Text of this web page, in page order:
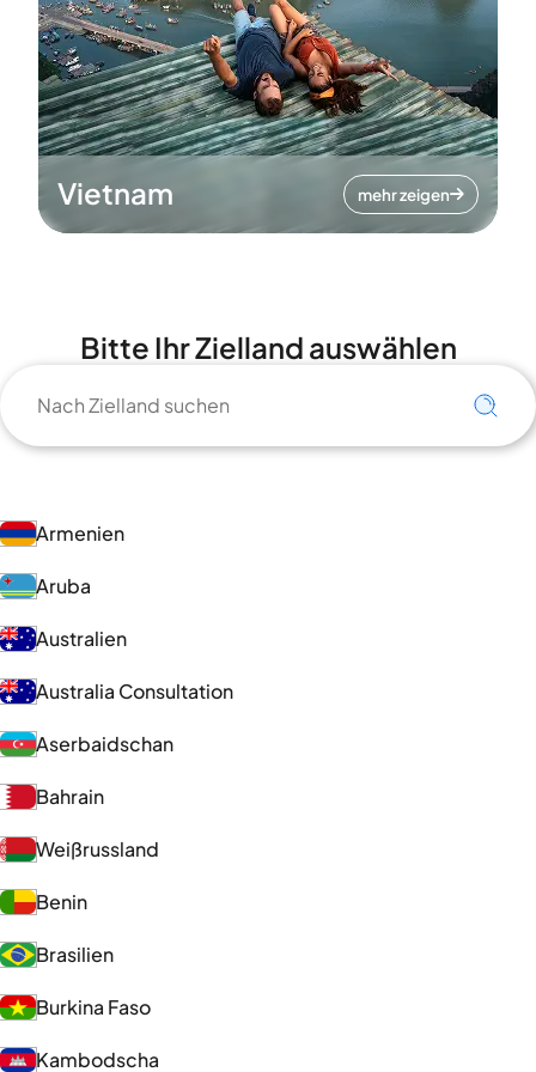
Vietnam mehr zeigen
Bitte Ihr Zielland auswählen
Armenien
Aruba
Australien
Australia Consultation
Aserbaidschan
Bahrain
Weißrussland
Benin
Brasilien
Burkina Faso
Kambodscha